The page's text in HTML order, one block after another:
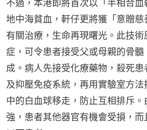
不過，本港即將首次以「半相合
地中海貧血，軒仔更將獲「意贈
有關治療，生命再現曙光。此技
症，可令患者接受父或母親的骨
成。病人先接受化療藥物，殺死患
及抑壓免疫系統，再用實驗室方
中的白血球移走，防止互相排斥
強，患者其他器官有機會受損，而